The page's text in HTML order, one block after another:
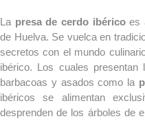
La presa de cerdo ibéricoes
de Huelva. Se vuelca en
secretos con el mundo
ibérico. Los cuales
barbacoas y asados como la
ibéricos se alimentan
desprenden de los árboles de